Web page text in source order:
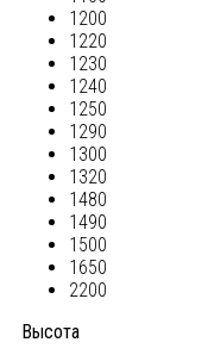
1200
1220
1230
1240
1250
1290
1300
1320
1480
1490
1500
1650
2200
Высота